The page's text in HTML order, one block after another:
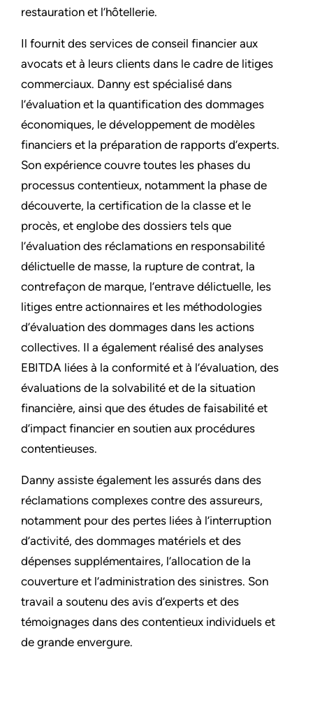
restauration et l’hôtellerie.
Il fournit des services de conseil financier aux
avocats et à leurs clients dans le cadre de litiges
commerciaux. Danny est spécialisé dans
l’évaluation et la quantification des dommages
économiques, le développement de modèles
financiers et la préparation de rapports d’experts.
Son expérience couvre toutes les phases du
processus contentieux, notamment la phase de
découverte, la certification de la classe et le
procès, et englobe des dossiers tels que
l’évaluation des réclamations en responsabilité
délictuelle de masse, la rupture de contrat, la
contrefaçon de marque, l’entrave délictuelle, les
litiges entre actionnaires et les méthodologies
d’évaluation des dommages dans les actions
collectives. Il a également réalisé des analyses
EBITDA liées à la conformité et à l’évaluation, des
évaluations de la solvabilité et de la situation
financière, ainsi que des études de faisabilité et
d’impact financier en soutien aux procédures
contentieuses.
Danny assiste également les assurés dans des
réclamations complexes contre des assureurs,
notamment pour des pertes liées à l’interruption
d’activité, des dommages matériels et des
dépenses supplémentaires, l’allocation de la
couverture et l’administration des sinistres. Son
travail a soutenu des avis d’experts et des
témoignages dans des contentieux individuels et
de grande envergure.